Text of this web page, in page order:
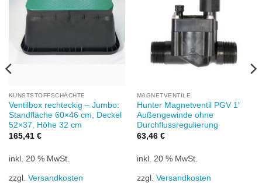
KUNSTSTOFFSCHÄCHTE
Ventilbox rechteckig – Jumbo:
Standfläche 60×46 cm, Deckel
52×37, Höhe 32 cm
165,41 €
inkl. 20 % MwSt.
zzgl. Versandkosten
MAGNETVENTILE
Hunter Magnetventil PGV 1′
Außengewinde ohne
Durchflussregulierung
63,46 €
inkl. 20 % MwSt.
zzgl. Versandkosten